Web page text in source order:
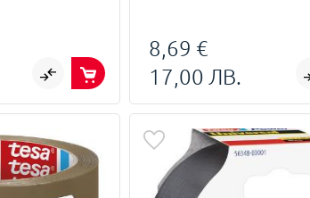
8,69 €
17,00 ЛВ.